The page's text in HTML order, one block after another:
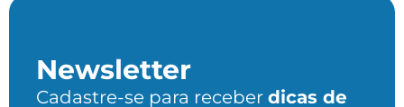
Newsletter
Cadastre-se para receber dicas de